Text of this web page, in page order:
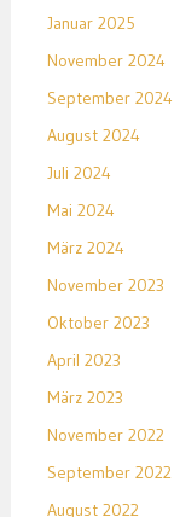
Januar 2025
November 2024
September 2024
August 2024
Juli 2024
Mai 2024
März 2024
November 2023
Oktober 2023
April 2023
März 2023
November 2022
September 2022
August 2022